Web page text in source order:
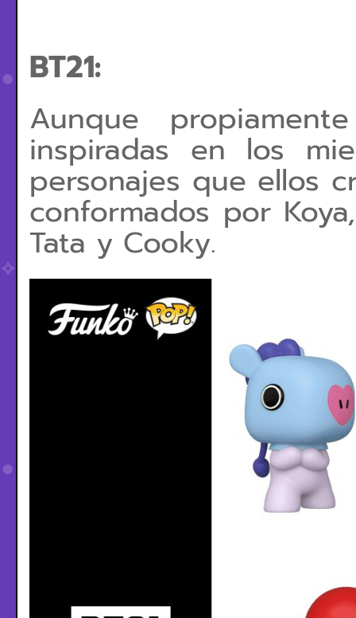
BT21:
Aunque
inspiradas en los
personajes que ellos
conformados por
Tata y Cooky.